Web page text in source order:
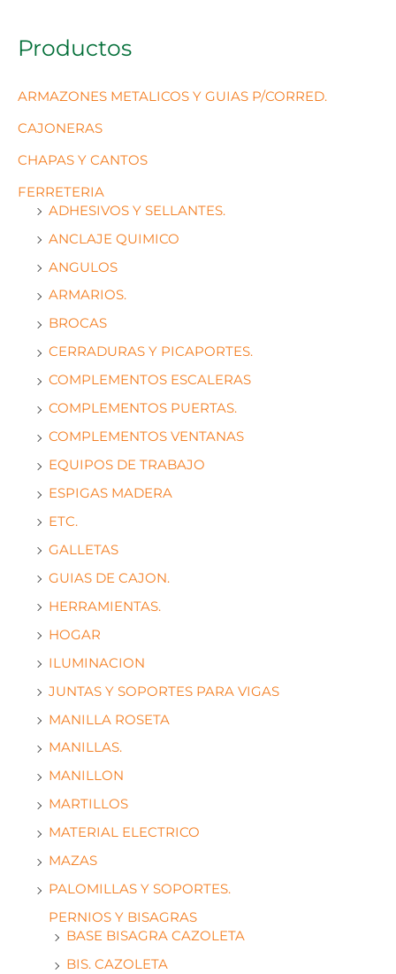
Productos
ARMAZONES METALICOS Y GUIAS P/CORRED.
CAJONERAS
CHAPAS Y CANTOS
FERRETERIA
ADHESIVOS Y SELLANTES.
ANCLAJE QUIMICO
ANGULOS
ARMARIOS.
BROCAS
CERRADURAS Y PICAPORTES.
COMPLEMENTOS ESCALERAS
COMPLEMENTOS PUERTAS.
COMPLEMENTOS VENTANAS
EQUIPOS DE TRABAJO
ESPIGAS MADERA
ETC.
GALLETAS
GUIAS DE CAJON.
HERRAMIENTAS.
HOGAR
ILUMINACION
JUNTAS Y SOPORTES PARA VIGAS
MANILLA ROSETA
MANILLAS.
MANILLON
MARTILLOS
MATERIAL ELECTRICO
MAZAS
PALOMILLAS Y SOPORTES.
PERNIOS Y BISAGRAS
BASE BISAGRA CAZOLETA
BIS. CAZOLETA